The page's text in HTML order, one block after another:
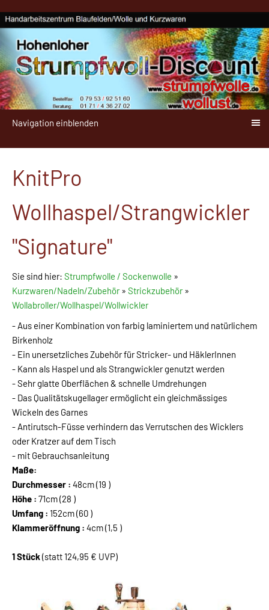
Navigation einblenden
KnitPro
Wollhaspel/Strangwickler
"Signature"
Sie sind hier: Strumpfwolle / Sockenwolle »
Kurzwaren/Nadeln/Zubehör» Strickzubehör»
Wollabroller/Wollhaspel/Wollwickler
- Aus einer Kombination von farbig laminiertem und natürlichem
Birkenholz
- Ein unersetzliches Zubehör für Stricker- und HäklerInnen
- Kann als Haspel und als Strangwickler genutzt werden
- Sehr glatte Oberflächen & schnelle Umdrehungen
- Das Qualitätskugellager ermöglicht ein gleichmässiges
Wickeln des Garnes
- Antirutsch-Füsse verhindern das Verrutschen des Wicklers
oder Kratzer auf dem Tisch
- mit Gebrauchsanleitung
Maße:
Durchmesser : 48cm (19 )
Höhe : 71cm (28 )
Umfang : 152cm (60 )
Klammeröffnung : 4cm (1,5 )
1 Stück(statt 124,95 € UVP)